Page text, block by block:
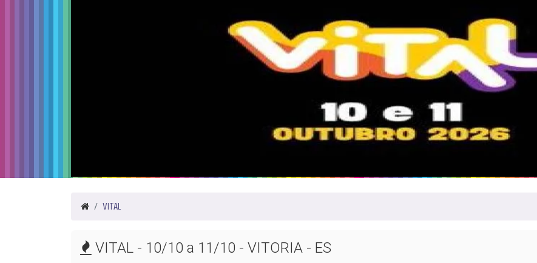
VITAL
VITAL - 10/10 a 11/10 - VITORIA - ES